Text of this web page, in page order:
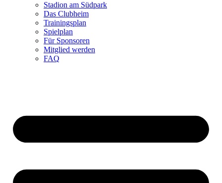
Stadion am Südpark
Das Clubheim
Trainingsplan
Spielplan
Für Sponsoren
Mitglied werden
FAQ